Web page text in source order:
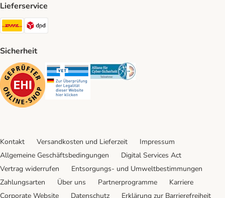
Lieferservice
DHL Shipping Method
Sicherheit
Security Security Security
Kontakt Versandkosten und Lieferzeit
Impressum
Allgemeine Geschäftsbedingungen
Digital Services Act
Vertrag widerrufen
Entsorgungs- und Umweltbestimmungen
Zahlungsarten
Über uns Partnerprogramme
Karriere
Corporate Website
Datenschutz Erklärung zur Barrierefreiheit